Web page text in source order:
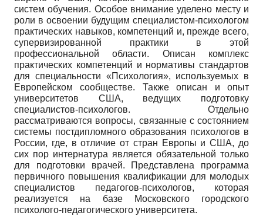
систем обучения. Особое внимание уделено месту и
роли в освоении будущим специалистом-психологом
практических навыков, компетенций и, прежде всего,
супервизированной практики в этой
профессиональной области. Описан комплекс
практических компетенций и нормативы стандартов
для специальности «Психология», используемых в
Европейском сообществе. Также описан и опыт
университетов США, ведущих подготовку
специалистов-психологов. Отдельно
рассматриваются вопросы, связанные с состоянием
системы постдипломного образования психологов в
России, где, в отличие от стран Европы и США, до
сих пор интернатура является обязательной только
для подготовки врачей. Представлена программа
первичного повышения квалификации для молодых
специалистов педагогов-психологов, которая
реализуется на базе Московского городского
психолого-педагогического университета.